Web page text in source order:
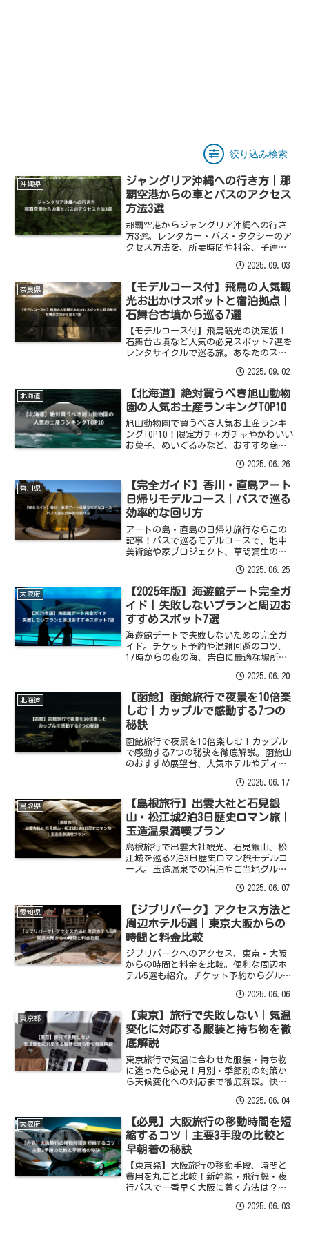
絞り込み検索
沖縄県
ジャングリア沖縄への行き方｜那
覇空港からの車とバスのアクセス
方法3選
那覇空港からジャングリア沖縄への行き
方3選。レンタカー・バス・タクシーのア
クセス方法を、所要時間や料金、子連れ
ルートや駐車場の詳細、渋滞情報まで解
説します。
2025.09.03
奈良県
【モデルコース付】飛鳥の人気観
光お出かけスポットと宿泊拠点｜
石舞台古墳から巡る7選
【モデルコース付】飛鳥観光の決定版！
石舞台古墳など人気の必見スポット7選を
レンタサイクルで巡る旅。あなたのスタ
選び方から、おすすめのランチまで、明
日香村の旅が充実する情報をお届け。
2025.09.02
北海道
【北海道】絶対買うべき旭山動物
園の人気お土産ランキングTOP10
旭山動物園で買うべき人気お土産ランキ
ングTOP10！限定ガチャガチャやかわいい
お菓子、ぬいぐるみなど、おすすめ商品
けまで、外さない選び方を紹介します。
2025.06.26
香川県
【完全ガイド】香川・直島アート
日帰りモデルコース｜バスで巡る
効率的な回り方
アートの島・直島の日帰り旅行ならこの
記事！バスで巡るモデルコースで、地中
美術館や家プロジェクト、草間彌生のか
2025.06.25
大阪府
【2025年版】海遊館デート完全ガ
イド｜失敗しないプランと周辺お
すすめスポット7選
海遊館デートで失敗しないための完全ガ
イド。チケット予約や混雑回避のコツ、
17時からの夜の海、告白に最適な場所、
ットまで、プラン作りに役立つ情報を網
羅。最高の思い出を作ろう。
2025.06.20
北海道
【函館】函館旅行で夜景を10倍楽
しむ｜カップルで感動する7つの
秘訣
函館旅行で夜景を10倍楽しむ！カップル
で感動する7つの秘訣を徹底解説。函館山
のおすすめ展望台、人気ホテルやディナ
2025.06.17
鳥取県
【島根旅行】出雲大社と石見銀
山・松江城2泊3日歴史ロマン旅｜
玉造温泉満喫プラン
島根旅行で出雲大社観光、石見銀山、松
江城を巡る2泊3日歴史ロマン旅モデルコ
ース。玉造温泉での宿泊やご当地グル
2025.06.07
愛知県
【ジブリパーク】アクセス方法と
周辺ホテル5選｜東京大阪からの
時間と料金比較
ジブリパークへのアクセス、東京・大阪
からの時間と料金を比較。便利な周辺ホ
テル5選も紹介。チケット予約からグルメ
2025.06.06
東京都
【東京】旅行で失敗しない｜気温
変化に対応する服装と持ち物を徹
底解説
東京旅行で気温に合わせた服装・持ち物
に迷ったら必見！月別・季節別の対策か
ら天候変化への対応まで徹底解説。快適
2025.06.04
大阪府
【必見】大阪旅行の移動時間を短
縮するコツ｜主要3手段の比較と
早朝着の秘訣
【東京発】大阪旅行の移動手段、時間と
費用を丸ごと比較！新幹線・飛行機・夜
行バスで一番早く大阪に着く方法は？朝
2025.06.03